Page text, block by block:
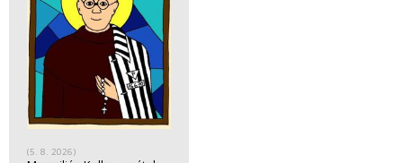
(5. 8. 2026)